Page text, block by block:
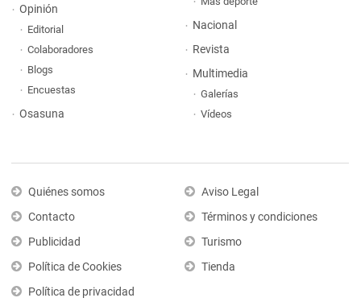
Opinión
Editorial
Colaboradores
Blogs
Encuestas
Osasuna
Nacional
Revista
Multimedia
Galerías
Vídeos
Quiénes somos
Contacto
Publicidad
Política de Cookies
Política de privacidad
Aviso Legal
Términos y condiciones
Turismo
Tienda